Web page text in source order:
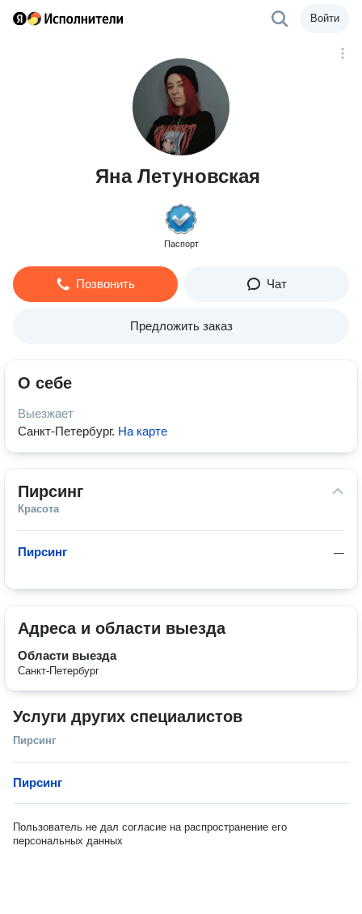
Войти
Яна Летуновская
Паспорт
Позвонить Чат
Предложить заказ
О себе
Выезжает
Санкт-Петербург. На карте
Пирсинг
Красота
—
Пирсинг
Адреса и области выезда
Области выезда
Санкт-Петербург
Услуги других специалистов
Пирсинг
Пирсинг
Пользователь не дал согласие на распространение его
персональных данных